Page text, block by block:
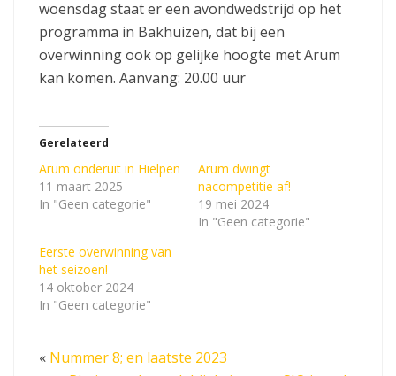
woensdag staat er een avondwedstrijd op het
programma in Bakhuizen, dat bij een
overwinning ook op gelijke hoogte met Arum
kan komen. Aanvang: 20.00 uur
Gerelateerd
Arum onderuit in Hielpen
11 maart 2025
In "Geen categorie"
Arum dwingt
nacompetitie af!
19 mei 2024
In "Geen categorie"
Eerste overwinning van
het seizoen!
14 oktober 2024
In "Geen categorie"
« Nummer 8; en laatste 2023